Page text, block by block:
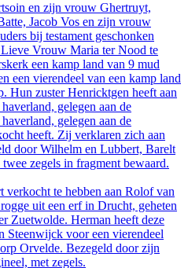
en zijn vrouw Ghertruyt,
Jacob Vos en zijn vrouw
bij testament geschonken
Lieve Vrouw Maria ter Nood te
een kamp land van 9 mud
een vierendeel van een kamp land
Hun zuster Henricktgen heeft aan
gelegen aan de
gelegen aan de
heeft. Zij verklaren zich aan
door Wilhelm en Lubbert, Barelt
zegels in fragment bewaard.
te hebben aan Rolof van
uit een erf in Drucht, geheten
Zuetwolde. Herman heeft deze
Steenwijck voor een vierendeel
Orvelde. Bezegeld door zijn
met zegels.